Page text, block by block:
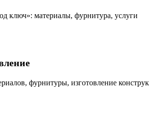
ключ»: материалы, фурнитура, услуги
фурнитуры, изготовление